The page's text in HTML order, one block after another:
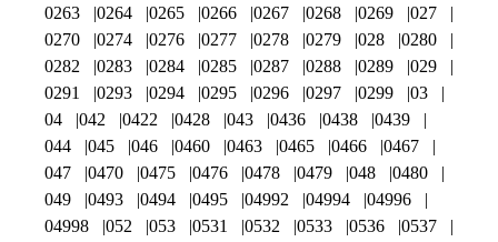
0263 0264 0265 0266 0267 0268 0269
027
0270
0274 0276 0277 0278 0279 028
0280
0282
0283 0284 0285 0287 0288 0289
029
0291
0293 0294 0295 0296 0297 0299
03
04
042 0422 0428 043 0436 0438
0439
044
045 046 0460 0463 0465 0466
0467
047
0470 0475 0476 0478 0479 048
0480
049
0493 0494 0495 04992 04994
04996
04998
052 053 0531 0532 0533 0536
0537